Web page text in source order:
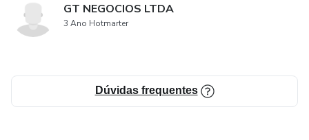
serviços.
sociais, atrair mais pacientes e, ao mesmo tempo,
economizar tempo na criação de conteúdo estratégico.
GT NEGOCIOS LTDA
3 Ano Hotmarter
Dúvidas frequentes